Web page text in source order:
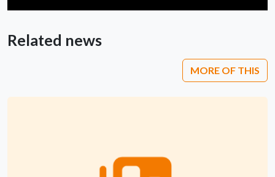
Related news
MORE OF THIS